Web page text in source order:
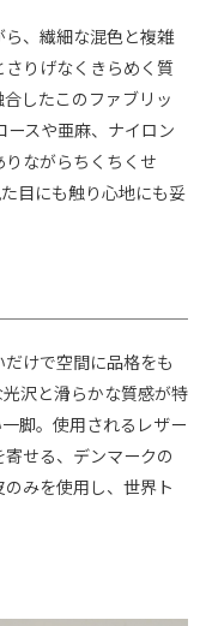
、繊細な混色と複雑
りげなくきらめく質
したこのファブリッ
スや亜麻、ナイロン
ながらちくちくせ
目にも触り心地にも妥
けで空間に品格をも
沢と滑らかな質感が特
脚。使用されるレザー
せる、デンマークの
みを使用し、世界ト